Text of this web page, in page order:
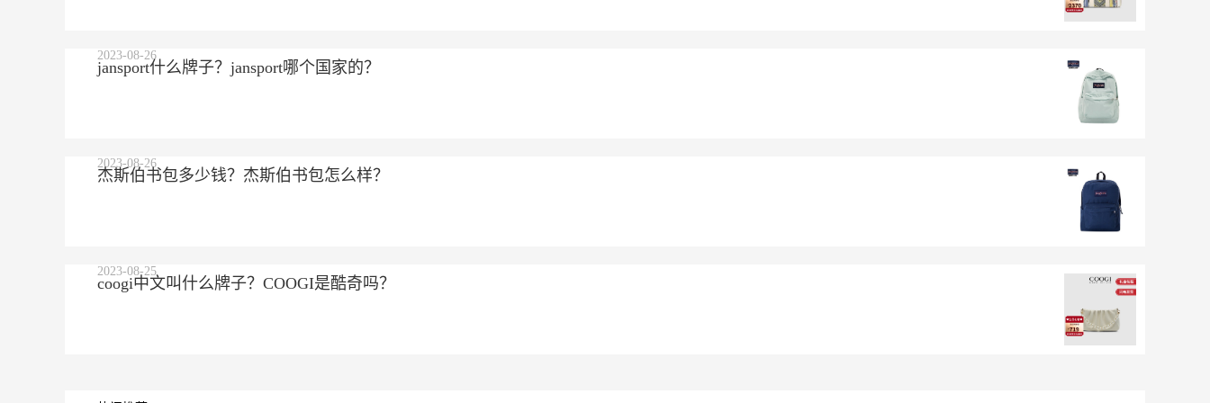
jansport什么牌子？jansport哪个国家的？
2023-08-26
杰斯伯书包多少钱？杰斯伯书包怎么样？
2023-08-26
coogi中文叫什么牌子？COOGI是酷奇吗？
2023-08-25